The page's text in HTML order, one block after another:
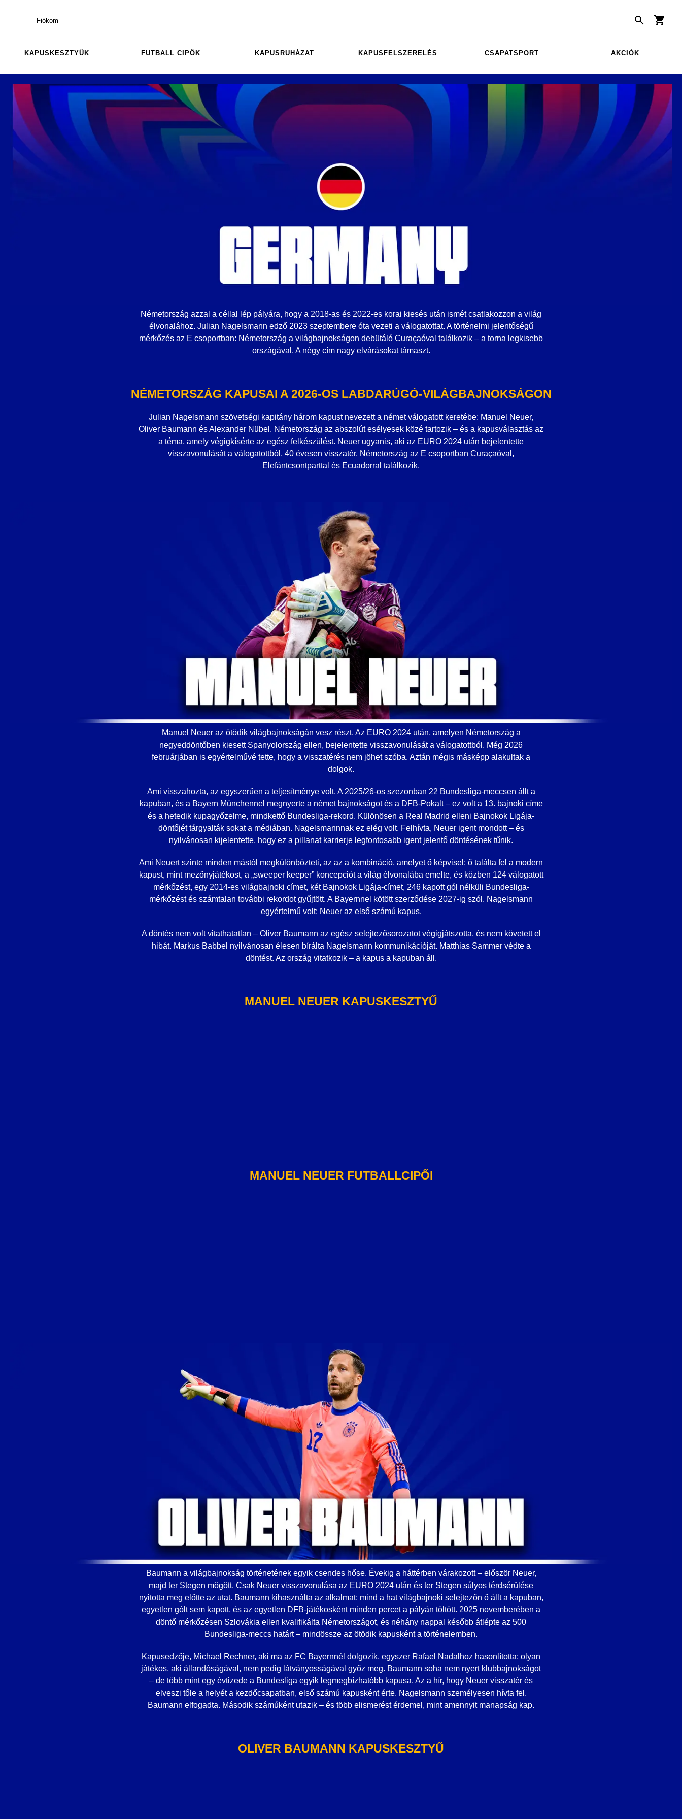
Fiókom
KAPUSKESZTYŰK FUTBALL CIPŐK KAPUSRUHÁZAT KAPUSFELSZERELÉS CSAPATSPORT AKCIÓK
Németország azzal a céllal lép pályára, hogy a 2018-as és 2022-es korai kiesés után ismét csatlakozzon a világ
élvonalához. Julian Nagelsmann edző 2023 szeptembere óta vezeti a válogatottat. A történelmi jelentőségű
mérkőzés az E csoportban: Németország a világbajnokságon debütáló Curaçaóval találkozik – a torna legkisebb
országával. A négy cím nagy elvárásokat támaszt.
NÉMETORSZÁG KAPUSAI A 2026-OS LABDARÚGÓ-VILÁGBAJNOKSÁGON
Julian Nagelsmann szövetségi kapitány három kapust nevezett a német válogatott keretébe: Manuel Neuer,
Oliver Baumann és Alexander Nübel. Németország az abszolút esélyesek közé tartozik – és a kapusválasztás az
a téma, amely végigkísérte az egész felkészülést. Neuer ugyanis, aki az EURO 2024 után bejelentette
visszavonulását a válogatottból, 40 évesen visszatér. Németország az E csoportban Curaçaóval,
Elefántcsontparttal és Ecuadorral találkozik.
Manuel Neuer az ötödik világbajnokságán vesz részt. Az EURO 2024 után, amelyen Németország a
negyeddöntőben kiesett Spanyolország ellen, bejelentette visszavonulását a válogatottból. Még 2026
februárjában is egyértelművé tette, hogy a visszatérés nem jöhet szóba. Aztán mégis másképp alakultak a
dolgok.
Ami visszahozta, az egyszerűen a teljesítménye volt. A 2025/26-os szezonban 22 Bundesliga-meccsen állt a
kapuban, és a Bayern Münchennel megnyerte a német bajnokságot és a DFB-Pokalt – ez volt a 13. bajnoki címe
és a hetedik kupagyőzelme, mindkettő Bundesliga-rekord. Különösen a Real Madrid elleni Bajnokok Ligája-
döntőjét tárgyalták sokat a médiában. Nagelsmannnak ez elég volt. Felhívta, Neuer igent mondott – és
nyilvánosan kijelentette, hogy ez a pillanat karrierje legfontosabb igent jelentő döntésének tűnik.
Ami Neuert szinte minden mástól megkülönbözteti, az az a kombináció, amelyet ő képvisel: ő találta fel a modern
kapust, mint mezőnyjátékost, a „sweeper keeper” koncepciót a világ élvonalába emelte, és közben 124 válogatott
mérkőzést, egy 2014-es világbajnoki címet, két Bajnokok Ligája-címet, 246 kapott gól nélküli Bundesliga-
mérkőzést és számtalan további rekordot gyűjtött. A Bayernnel kötött szerződése 2027-ig szól. Nagelsmann
egyértelmű volt: Neuer az első számú kapus.
A döntés nem volt vitathatatlan – Oliver Baumann az egész selejtezősorozatot végigjátszotta, és nem követett el
hibát. Markus Babbel nyilvánosan élesen bírálta Nagelsmann kommunikációját. Matthias Sammer védte a
döntést. Az ország vitatkozik – a kapus a kapuban áll.
MANUEL NEUER KAPUSKESZTYŰ
MANUEL NEUER FUTBALLCIPŐI
Baumann a világbajnokság történetének egyik csendes hőse. Évekig a háttérben várakozott – először Neuer,
majd ter Stegen mögött. Csak Neuer visszavonulása az EURO 2024 után és ter Stegen súlyos térdsérülése
nyitotta meg előtte az utat. Baumann kihasználta az alkalmat: mind a hat világbajnoki selejtezőn ő állt a kapuban,
egyetlen gólt sem kapott, és az egyetlen DFB-játékosként minden percet a pályán töltött. 2025 novemberében a
döntő mérkőzésen Szlovákia ellen kvalifikálta Németországot, és néhány nappal később átlépte az 500
Bundesliga-meccs határt – mindössze az ötödik kapusként a történelemben.
Kapusedzője, Michael Rechner, aki ma az FC Bayernnél dolgozik, egyszer Rafael Nadalhoz hasonlította: olyan
játékos, aki állandóságával, nem pedig látványosságával győz meg. Baumann soha nem nyert klubbajnokságot
– de több mint egy évtizede a Bundesliga egyik legmegbízhatóbb kapusa. Az a hír, hogy Neuer visszatér és
elveszi tőle a helyét a kezdőcsapatban, első számú kapusként érte. Nagelsmann személyesen hívta fel.
Baumann elfogadta. Második számúként utazik – és több elismerést érdemel, mint amennyit manapság kap.
OLIVER BAUMANN KAPUSKESZTYŰ